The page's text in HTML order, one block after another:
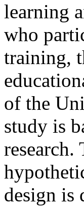
learning
who
training,
of the
study is
design is